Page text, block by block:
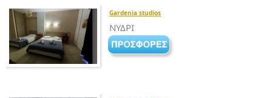
Gardenia studios
ΝΥΔΡΙ